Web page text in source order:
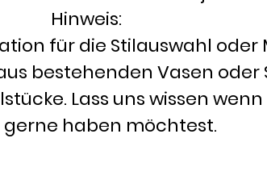
Hinweis:
für die Stilauswahl oder
bestehenden Vasen oder
Lass uns wissen
gerne haben möchtest.